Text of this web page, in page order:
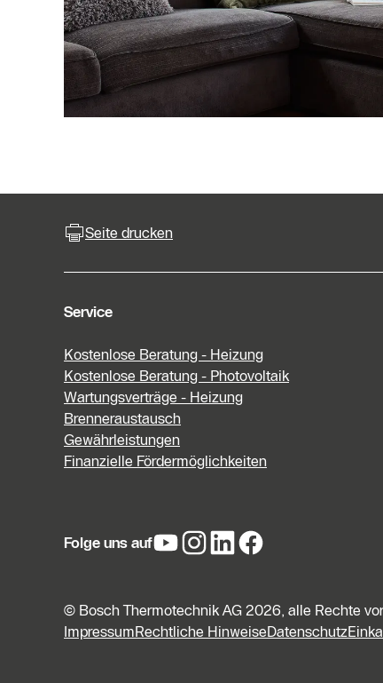
Seite drucken
Service
Kostenlose Beratung - Heizung
Kostenlose Beratung - Photovoltaik
Wartungsverträge - Heizung
Brenneraustausch
Gewährleistungen
Finanzielle Fördermöglichkeiten
Folge uns auf
© Bosch Thermotechnik AG 2026, alle Rechte
ImpressumRechtliche HinweiseDatenschutz